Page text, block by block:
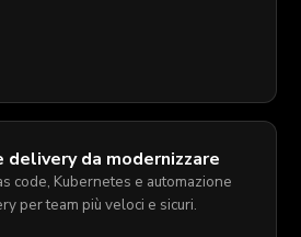
delivery da modernizzare
code, Kubernetes e automazione
per team più veloci e sicuri.